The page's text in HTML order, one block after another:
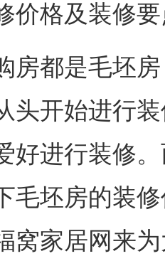
价格及装修
都是毛坯房
头开始进行
好进行装修
毛坯房的装
窝家居网来